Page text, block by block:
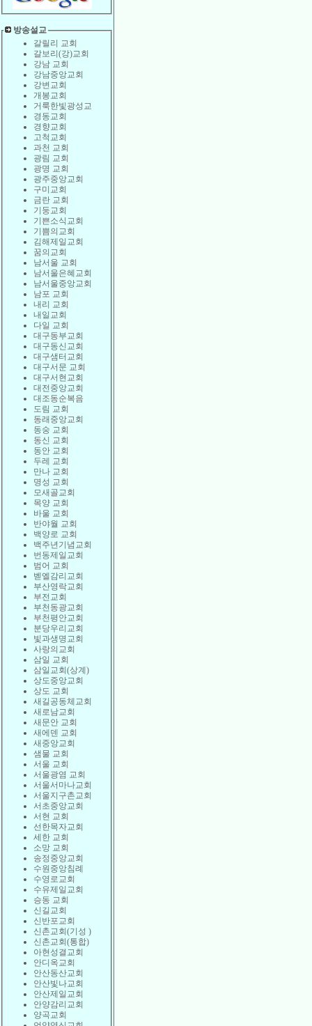
방송설교
갈릴리 교회
갈보리(강)교회
강남 교회
강남중앙교회
강변교회
개봉교회
거룩한빛광성교
경동교회
경향교회
고척교회
과천 교회
광림 교회
광명 교회
광주중앙교회
구미교회
금란 교회
기둥교회
기쁜소식교회
기쁨의교회
김해제일교회
꿈의교회
남서울 교회
남서울은혜교회
남서울중앙교회
남포 교회
내리 교회
내일교회
다일 교회
대구동부교회
대구동신교회
대구샘터교회
대구서문 교회
대구서현교회
대전중앙교회
대조동순복음
도림 교회
동래중앙교회
동숭 교회
동신 교회
동안 교회
두레 교회
만나 교회
명성 교회
모새골교회
목양 교회
바울 교회
반야월 교회
백양로 교회
백주년기념교회
번동제일교회
범어 교회
벧엘감리교회
부산영락교회
부전교회
부천동광교회
부천평안교회
분당우리교회
빛과생명교회
사랑의교회
삼일 교회
삼일교회(상계)
상도중앙교회
상도 교회
새길공동체교회
새로남교회
새문안 교회
새에덴 교회
새중앙교회
샘물 교회
서울 교회
서울광염 교회
서울서마나교회
서울지구촌교회
서초중앙교회
서현 교회
선한목자교회
세한 교회
소망 교회
송정중앙교회
수원중앙침례
수영로교회
수유제일교회
승동 교회
신길교회
신반포교회
신촌교회(기성 )
신촌교회(통합)
아현성결교회
안디옥교회
안산동산교회
안산빛나교회
안산제일교회
안양감리교회
양곡교회